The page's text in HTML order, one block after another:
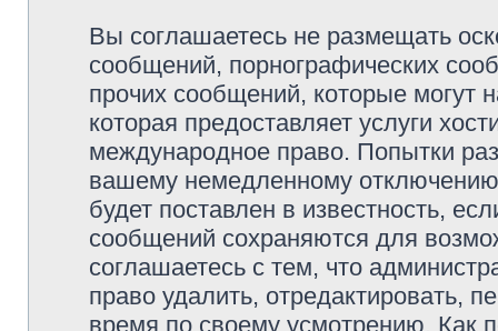
Вы соглашаетесь не размещать
сообщений, порнографических
прочих сообщений, которые могут
которая предоставляет услуги
международное право. Попытки
вашему немедленному
будет поставлен в известность,
сообщений сохраняются для
соглашаетесь с тем, что
право удалить, отредактировать,
время по своему усмотрению. Как